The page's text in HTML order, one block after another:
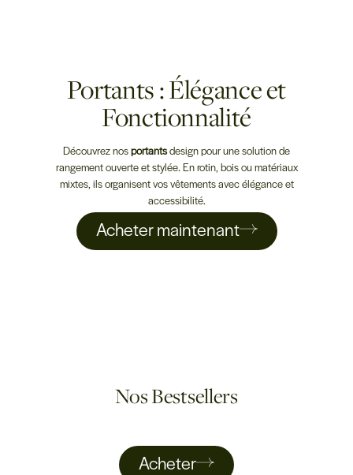
Portants : Élégance et
Fonctionnalité
Découvrez nosportantsdesign pour une solution de
rangement ouverte et stylée. En rotin, bois ou matériaux
mixtes, ils organisent vos vêtements avec élégance et
accessibilité.
Acheter maintenant
Nos Bestsellers
Acheter